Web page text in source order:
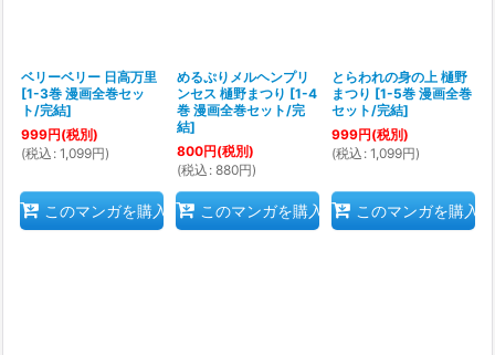
ベリーベリー 日高万里
[1-3巻 漫画全巻セッ
ト/完結]
999円(税別)
(税込 : 1,099円)
このマンガを購入
めるぷりメルヘンプリ
ンセス 樋野まつり [1-4
巻 漫画全巻セット/完
結]
800円(税別)
(税込 : 880円)
このマンガを購入
とらわれの身の上 樋野
まつり [1-5巻 漫画全巻
セット/完結]
999円(税別)
(税込 : 1,099円)
このマンガを購入